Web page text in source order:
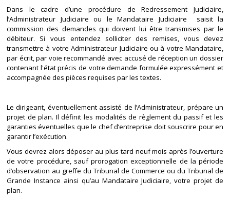
Dans le cadre d’une procédure de Redressement Judiciaire,
l’Administrateur Judiciaire ou le Mandataire Judiciaire saisit la
commission des demandes qui doivent lui être transmises par le
débiteur. Si vous entendez solliciter des remises, vous devez
transmettre à votre Administrateur Judiciaire ou à votre Mandataire,
par écrit, par voie recommandé avec accusé de réception un dossier
contenant l'état précis de votre demande formulée expressément et
accompagnée des pièces requises par les textes.
Le dirigeant, éventuellement assisté de l’Administrateur, prépare un
projet de plan. Il définit les modalités de règlement du passif et les
garanties éventuelles que le chef d’entreprise doit souscrire pour en
garantir l’exécution.
Vous devrez alors déposer au plus tard neuf mois après l’ouverture
de votre procédure, sauf prorogation exceptionnelle de la période
d’observation au greffe du Tribunal de Commerce ou du Tribunal de
Grande Instance ainsi qu’au Mandataire Judiciaire, votre projet de
plan.